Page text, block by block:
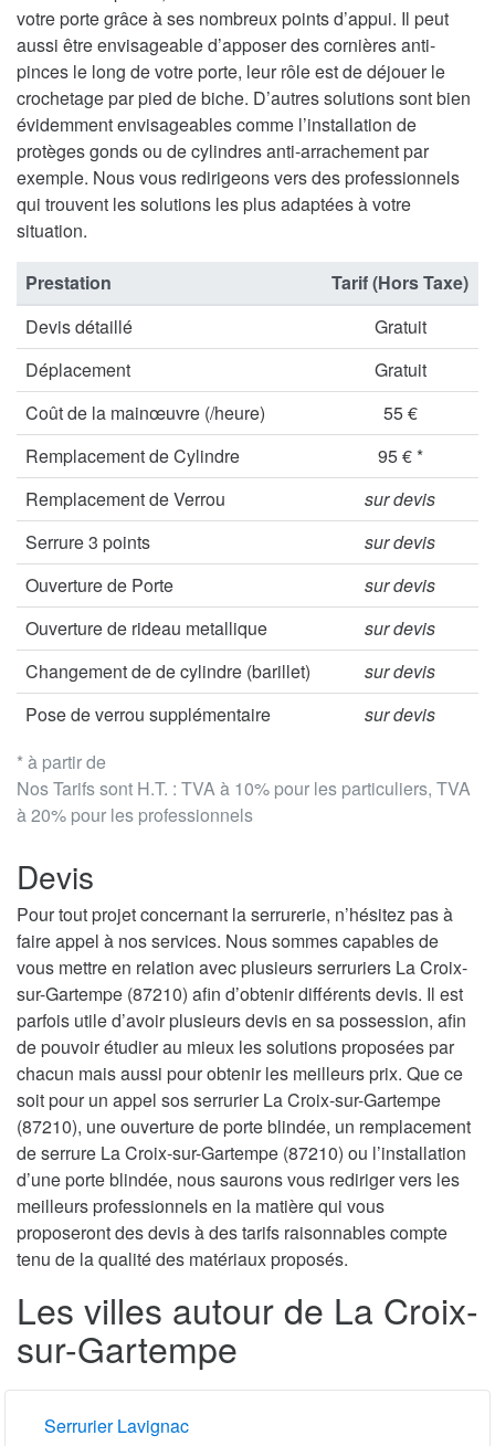
votre porte grâce à ses nombreux points d’appui. Il peut
aussi être envisageable d’apposer des cornières anti-
pinces le long de votre porte, leur rôle est de déjouer le
crochetage par pied de biche. D’autres solutions sont bien
évidemment envisageables comme l’installation de
protèges gonds ou de cylindres anti-arrachement par
exemple. Nous vous redirigeons vers des professionnels
qui trouvent les solutions les plus adaptées à votre
situation.
* à partir de
Nos Tarifs sont H.T. : TVA à 10% pour les particuliers, TVA
à 20% pour les professionnels
Prestation
Tarif (Hors Taxe)
Devis détaillé
Gratuit
Déplacement
Gratuit
Coût de la mainœuvre (/heure)
55 €
Remplacement de Cylindre
95 € *
Remplacement de Verrou
sur devis
Serrure 3 points
sur devis
Ouverture de Porte
sur devis
Ouverture de rideau metallique
sur devis
Changement de de cylindre (barillet)
sur devis
Pose de verrou supplémentaire
sur devis
Devis
Pour tout projet concernant la serrurerie, n’hésitez pas à
faire appel à nos services. Nous sommes capables de
vous mettre en relation avec plusieurs serruriers La Croix-
sur-Gartempe (87210) afin d’obtenir différents devis. Il est
parfois utile d’avoir plusieurs devis en sa possession, afin
de pouvoir étudier au mieux les solutions proposées par
chacun mais aussi pour obtenir les meilleurs prix. Que ce
soit pour un appel sos serrurier La Croix-sur-Gartempe
(87210), une ouverture de porte blindée, un remplacement
de serrure La Croix-sur-Gartempe (87210) ou l’installation
d’une porte blindée, nous saurons vous rediriger vers les
meilleurs professionnels en la matière qui vous
proposeront des devis à des tarifs raisonnables compte
tenu de la qualité des matériaux proposés.
Les villes autour de La Croix-
sur-Gartempe
Serrurier Lavignac